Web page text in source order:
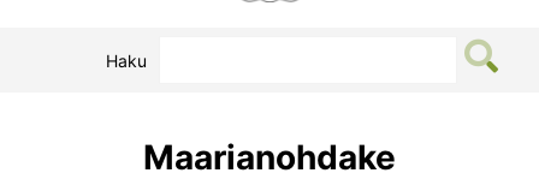
Haku
Maarianohdake